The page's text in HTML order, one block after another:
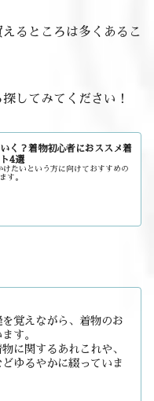
るところは多くあるこ
してみてください！
く？着物初心者におススメ着
4選
けたいという方に向けておすすめの
す。
覚えながら、着物のお
す。
に関するあれこれや、
ゆるやかに綴っていま